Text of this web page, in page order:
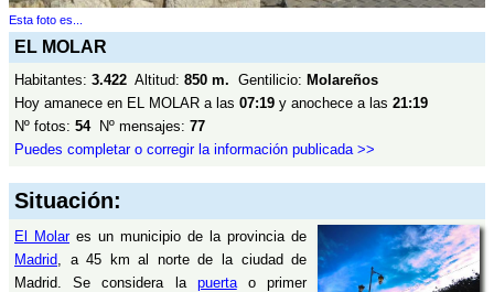
Esta foto es...
EL MOLAR
Habitantes: 3.422 Altitud: 850 m. Gentilicio: Molareños
Hoy amanece en EL MOLAR a las 07:19 y anochece a las 21:19
Nº fotos: 54Nº mensajes: 77
Puedes completar o corregir la información publicada >>
Situación:
El Molares un municipio de la provincia de
Madrid, a 45 km al norte de la ciudad de
Madrid. Se considera la puertao primer